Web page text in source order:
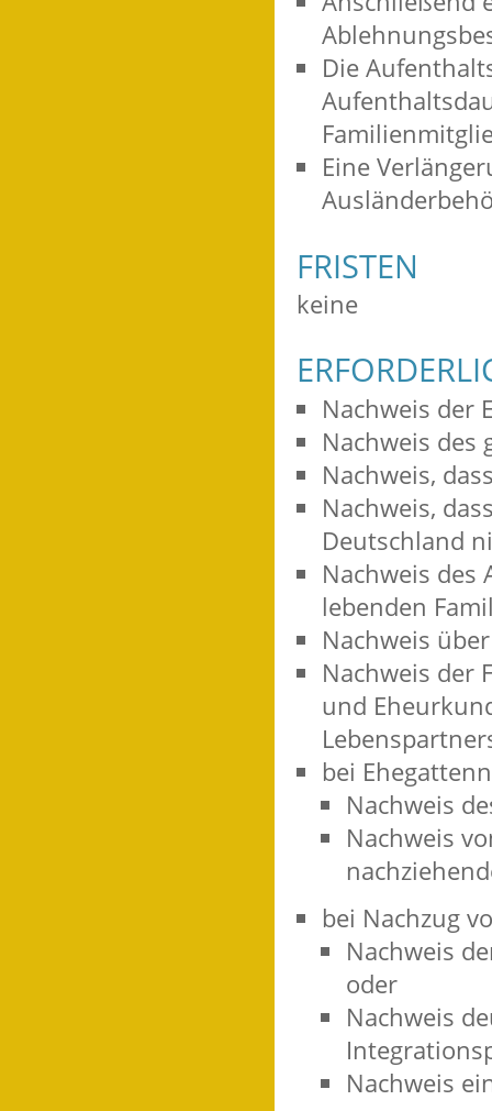
Die
Eine
FRISTEN
keine
Nachweis der
Nachweis des
Nachweis,
Nachweis,
Deutschland
Nachweis
lebenden
Nachweis
Nachweis der
und
bei
Nachweis
Nachweis
bei Nachzug
Nachweis
oder
Nachweis
Nachweis